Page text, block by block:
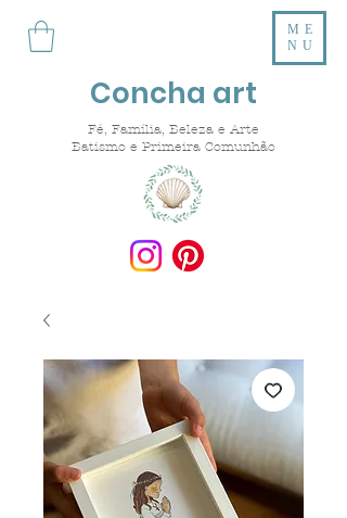
Concha art
ME
NU
Fé, Família, Beleza e Arte
Batismo e Primeira Comunhão